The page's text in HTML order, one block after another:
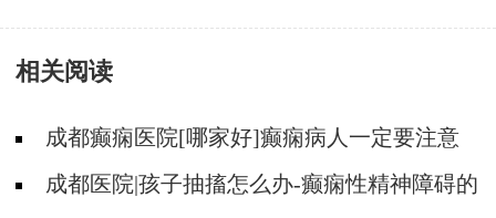
么因素会导致癫痫遗传?
相关阅读
成都癫痫医院[哪家好]癫痫病人一定要注意
哪些护理问题?
成都医院|孩子抽搐怎么办-癫痫性精神障碍的